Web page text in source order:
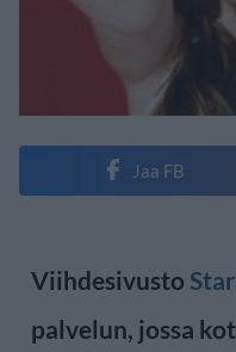
Jaa FB
Viihdesivusto
palvelun, jossa